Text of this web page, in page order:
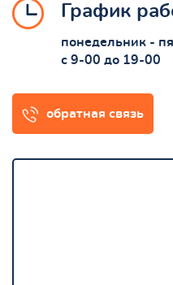
График
понедельник -
с 9-00 до 19-00
обратная связь